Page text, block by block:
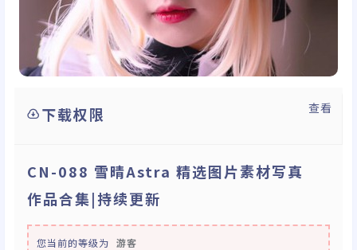
下载权限 查看
CN-088 雪晴Astra 精选图片素材写真
作品合集|持续更新
您当前的等级为 游客